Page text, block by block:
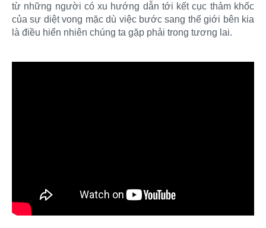
từ những người có xu hướng dẫn tới kết cục thảm khốc
của sự diệt vong mặc dù việc bước sang thế giới bên kia
là điều hiển nhiên chúng ta gặp phải trong tương lai.